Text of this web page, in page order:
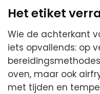
Het etiket
Wie de achterkant
iets opvallends: op
oven, maar ook
met tijden en